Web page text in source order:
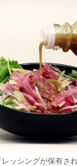
ッシングが保有さ